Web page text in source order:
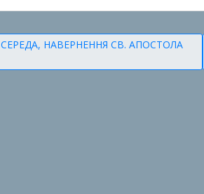
СЕРЕДА, НАВЕРНЕННЯ СВ. АПОСТОЛА